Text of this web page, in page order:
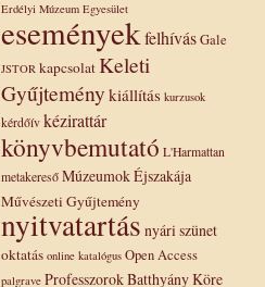
Erdélyi Múzeum Egyesület
eseményekfelhívásGale
JSTOR kapcsolatKeleti
Gyűjtemény kiállítás kurzusok
kérdőív kézirattár
könyvbemutató L'Harmattan
metakereső Múzeumok Éjszakája
Művészeti Gyűjtemény
nyitvatartás nyári szünet
oktatás online katalógus Open Access
palgrave Professzorok Batthyány Köre